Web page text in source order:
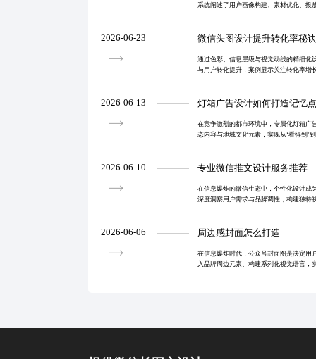
系统阐述了用户画像构建、素材优化、投
2026-06-23 微信头图设计提升转化率秘诀
通过色彩、信息层级与视觉动线的精细化
与用户转化提升，案例显示关注转化率增
2026-06-13 灯箱广告设计如何打造记忆点
在竞争激烈的都市环境中，专属化灯箱广
态内容与地域文化元素，实现从‘看得到’
2026-06-10 专业微信推文设计服务推荐
在信息爆炸的微信生态中，个性化设计成
深度洞察用户需求与品牌调性，构建独特
2026-06-06 周边感封面怎么打造
在信息爆炸时代，公众号封面图是决定用
入品牌周边元素、构建系列化视觉语言，